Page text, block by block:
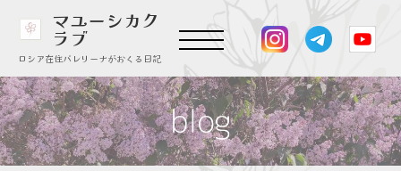
マユーシカク
ラブ
ロシア在住バレリーナがおくる日記